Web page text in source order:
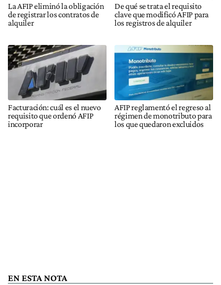
La AFIP eliminó la obligación
de registrar los contratos de
alquiler
De qué se trata el requisito
clave que modificó AFIP para
los registros de alquiler
Facturación: cuál es el nuevo
requisito que ordenó AFIP
incorporar
AFIP reglamentó el regreso al
régimen de monotributo para
los que quedaron excluidos
EN ESTA NOTA